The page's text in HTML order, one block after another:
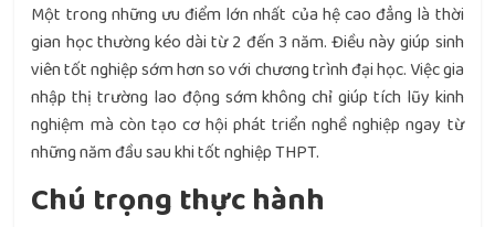
Một trong những ưu điểm lớn nhất của hệ cao đẳng là thời
gian học thường kéo dài từ 2 đến 3 năm. Điều này giúp sinh
viên tốt nghiệp sớm hơn so với chương trình đại học. Việc gia
nhập thị trường lao động sớm không chỉ giúp tích lũy kinh
nghiệm mà còn tạo cơ hội phát triển nghề nghiệp ngay từ
những năm đầu sau khi tốt nghiệp THPT.
Chú trọng thực hành